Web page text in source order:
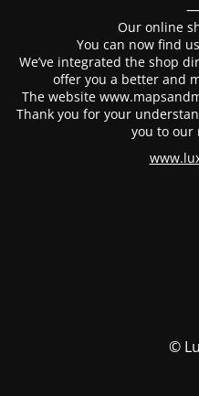
Our online
You can now find
We’ve integrated the shop
offer you a better and
The website
Thank you for your
you to our
©